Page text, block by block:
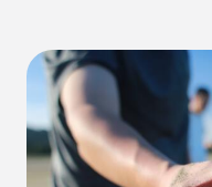
バイオマス
グラビア印刷
パッケージお
香川県